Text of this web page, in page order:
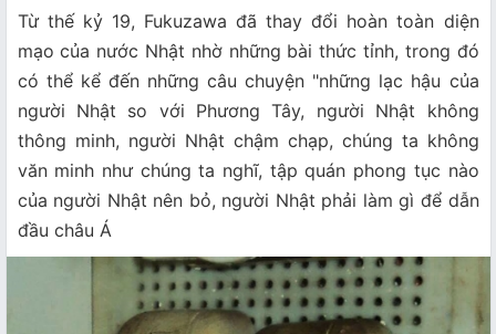
Từ thế kỷ 19, Fukuzawa đã thay đổi hoàn toàn diện
mạo của nước Nhật nhờ những bài thức tỉnh, trong đó
có thể kể đến những câu chuyện "những lạc hậu của
người Nhật so với Phương Tây, người Nhật không
thông minh, người Nhật chậm chạp, chúng ta không
văn minh như chúng ta nghĩ, tập quán phong tục nào
của người Nhật nên bỏ, người Nhật phải làm gì để dẫn
đầu châu Á